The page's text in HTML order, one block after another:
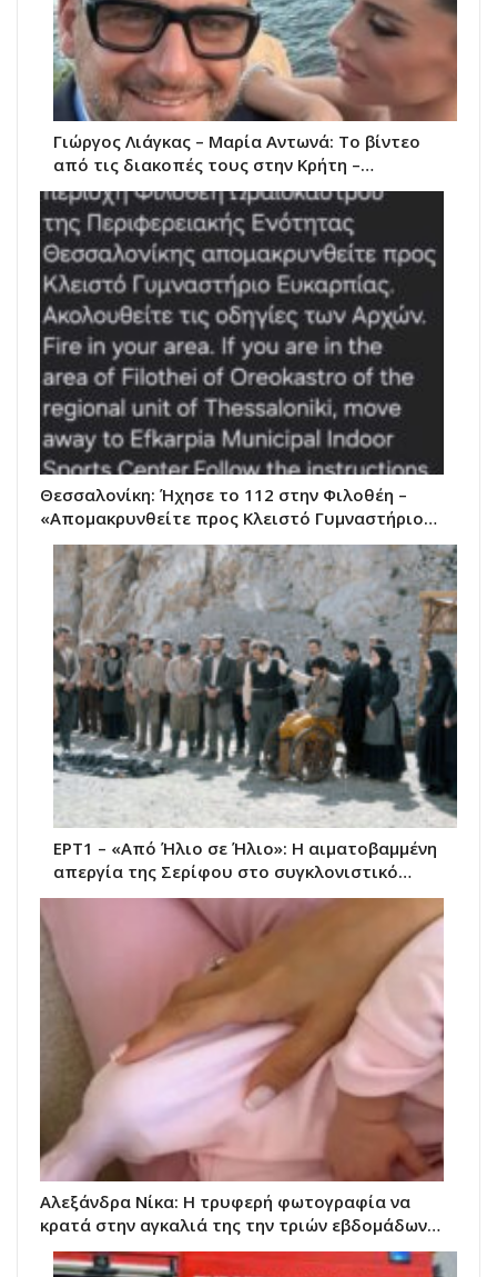
Γιώργος Λιάγκας – Μαρία Αντωνά: Το βίντεο
από τις διακοπές τους στην Κρήτη –…
Θεσσαλονίκη: Ήχησε το 112 στην Φιλοθέη –
«Απομακρυνθείτε προς Κλειστό Γυμναστήριο…
ΕΡΤ1 – «Από Ήλιο σε Ήλιο»: Η αιματοβαμμένη
απεργία της Σερίφου στο συγκλονιστικό…
Αλεξάνδρα Νίκα: Η τρυφερή φωτογραφία να
κρατά στην αγκαλιά της την τριών εβδομάδων…